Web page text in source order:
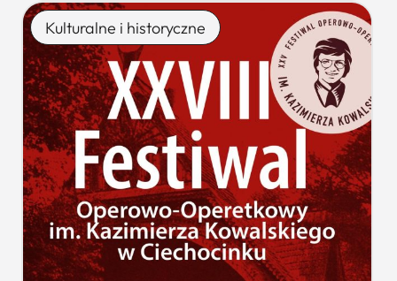
Kulturalne i historyczne